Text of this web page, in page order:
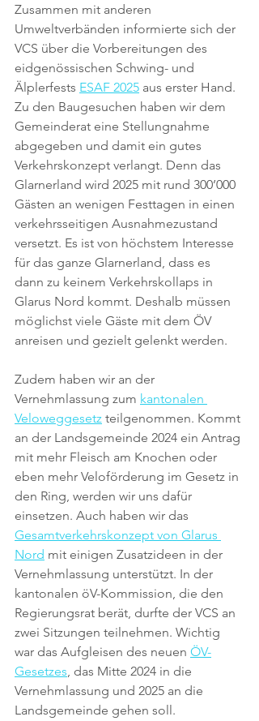
Zusammen mit anderen
Umweltverbänden informierte sich der
VCS über die Vorbereitungen des
eidgenössischen Schwing- und
Älplerfests ESAF 2025 aus erster Hand.
Zu den Baugesuchen haben wir dem
Gemeinderat eine Stellungnahme
abgegeben und damit ein gutes
Verkehrskonzept verlangt. Denn das
Glarnerland wird 2025 mit rund 300’000
Gästen an wenigen Festtagen in einen
verkehrsseitigen Ausnahmezustand
versetzt. Es ist von höchstem Interesse
für das ganze Glarnerland, dass es
dann zu keinem Verkehrskollaps in
Glarus Nord kommt. Deshalb müssen
möglichst viele Gäste mit dem ÖV
anreisen und gezielt gelenkt werden.
Zudem haben wir an der
Vernehmlassung zum kantonalen
Veloweggesetz teilgenommen. Kommt
an der Landsgemeinde 2024 ein Antrag
mit mehr Fleisch am Knochen oder
eben mehr Veloförderung im Gesetz in
den Ring, werden wir uns dafür
einsetzen. Auch haben wir das
Gesamtverkehrskonzept von Glarus
Nord mit einigen Zusatzideen in der
Vernehmlassung unterstützt. In der
kantonalen öV-Kommission, die den
Regierungsrat berät, durfte der VCS an
zwei Sitzungen teilnehmen. Wichtig
war das Aufgleisen des neuen ÖV-
Gesetzes, das Mitte 2024 in die
Vernehmlassung und 2025 an die
Landsgemeinde gehen soll.